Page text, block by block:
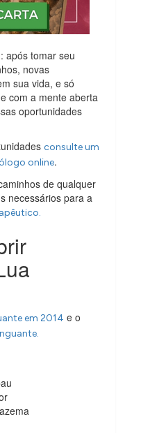
após tomar seu
novas
sua vida, e só
com a mente aberta
oportunidades
consulte um
online.
de qualquer
necessários para a
em 2014 e o